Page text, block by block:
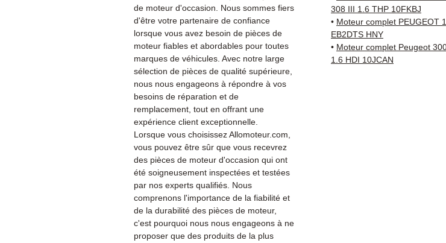
de moteur d'occasion. Nous sommes fiers
d'être votre partenaire de confiance
lorsque vous avez besoin de pièces de
moteur fiables et abordables pour toutes
marques de véhicules. Avec notre large
sélection de pièces de qualité supérieure,
nous nous engageons à répondre à vos
besoins de réparation et de
remplacement, tout en offrant une
expérience client exceptionnelle.
Lorsque vous choisissez Allomoteur.com,
vous pouvez être sûr que vous recevrez
des pièces de moteur d'occasion qui ont
été soigneusement inspectées et testées
par nos experts qualifiés. Nous
comprenons l'importance de la fiabilité et
de la durabilité des pièces de moteur,
c'est pourquoi nous nous engageons à ne
proposer que des produits de la plus
308 III 1.6 THP 10FKBJ
• Moteur complet PEUGEOT
EB2DTS HNY
• Moteur complet Peugeot
1.6 HDI 10JCAN